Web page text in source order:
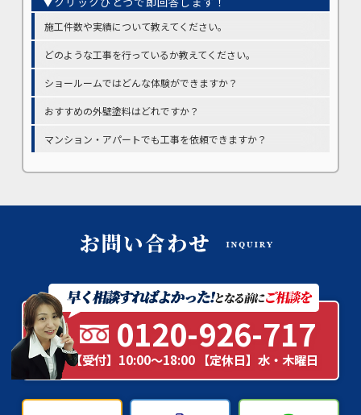
施工件数や実績について教えてください。
どのような工事を行っているか教えてください。
ショールームではどんな体験ができますか？
おすすめの外壁塗料はどれですか？
マンション・アパートでも工事を依頼できますか？
0120-926-717
【受付】10:00～18:00 【定休日】水・木曜日